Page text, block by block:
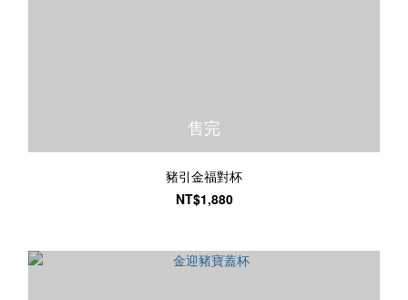
售完
豬引金福對杯
NT$1,880